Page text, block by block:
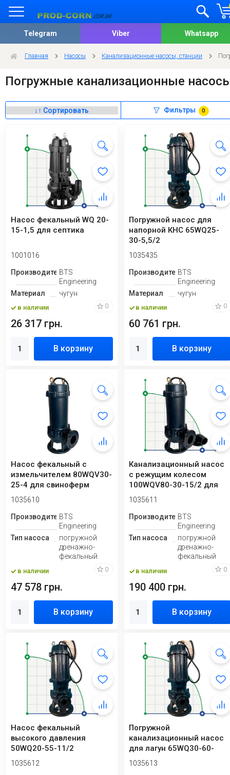
Telegram Viber Whatsapp
Главная Насосы Канализационные насосы, станции
Погружные канализационные
Фильтры 0
Насос фекальный WQ 20-
15-1,5 для септика
1001016
ПроизводительBTS
Engineering
Материал
чугун
в наличии 0
26 317 грн.
В корзину
Погружной насос для
напорной КНС 65WQ25-
30-5,5/2
1035435
ПроизводительBTS
Engineering
Материал
чугун
в наличии 0
60 761 грн.
В корзину
Насос фекальный с
измельчителем 80WQV30-
25-4 для свиноферм
1035610
ПроизводительBTS
Engineering
Тип насоса
погружной
дренажно-
фекальный
в наличии 0
47 578 грн.
В корзину
Канализационный насос
с режущим колесом
100WQV80-30-15/2 для
откачки паводков...
1035611
ПроизводительBTS
Engineering
Тип насоса
погружной
дренажно-
фекальный
в наличии 0
190 400 грн.
В корзину
Насос фекальный
высокого давления
50WQ20-55-11/2
1035612
Погружной
канализационный насос
для лагун 65WQ30-60-
15/2
1035613